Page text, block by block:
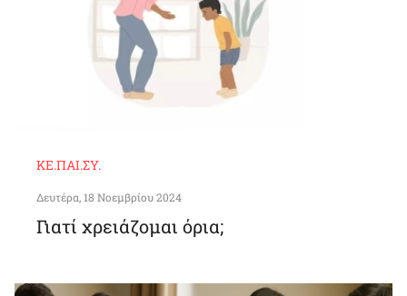
ΚΕ.ΠΑΙ.ΣΥ.
Δευτέρα, 18 Νοεμβρίου 2024
Γιατί χρειάζομαι όρια;